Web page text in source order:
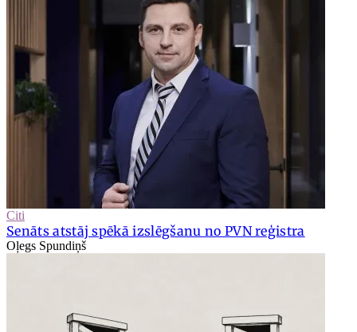
Citi
Senāts atstāj spēkā izslēgšanu no PVN reģistra
Oļegs Spundiņš